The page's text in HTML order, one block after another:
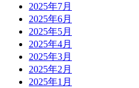
2025年7月
2025年6月
2025年5月
2025年4月
2025年3月
2025年2月
2025年1月